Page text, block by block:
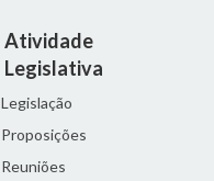
Atividade
Legislativa
Legislação
Proposições
Reuniões